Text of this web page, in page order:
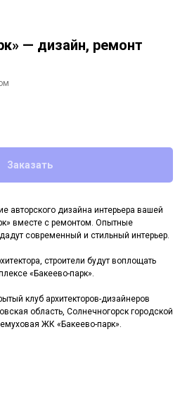
— дизайн, ремонт
Заказать
авторского дизайна интерьера вашей
вместе с ремонтом. Опытные
современный и стильный интерьер.
строители будут воплощать
«Бакеево-парк».
клуб архитекторов-дизайнеров
область, Солнечногорск городской
ЖК «Бакеево-парк».